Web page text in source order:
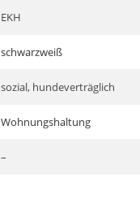
EKH
schwarzweiß
sozial, hundeverträglich
Wohnungshaltung
–